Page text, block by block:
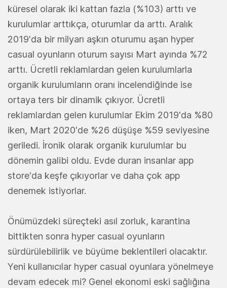
küresel olarak iki kattan fazla (%103) arttı ve
kurulumlar arttıkça, oturumlar da arttı. Aralık
2019'da bir milyarı aşkın oturumu aşan hyper
casual oyunların oturum sayısı Mart ayında %72
arttı. Ücretli reklamlardan gelen kurulumlarla
organik kurulumların oranı incelendiğinde ise
ortaya ters bir dinamik çıkıyor. Ücretli
reklamlardan gelen kurulumlar Ekim 2019'da %80
iken, Mart 2020'de %26 düşüşe %59 seviyesine
geriledi. İronik olarak organik kurulumlar bu
dönemin galibi oldu. Evde duran insanlar app
store'da keşfe çıkıyorlar ve daha çok app
denemek istiyorlar.
Önümüzdeki süreçteki asıl zorluk, karantina
bittikten sonra hyper casual oyunların
sürdürülebilirlik ve büyüme beklentileri olacaktır.
Yeni kullanıcılar hyper casual oyunlara yönelmeye
devam edecek mi? Genel ekonomi eski sağlığına